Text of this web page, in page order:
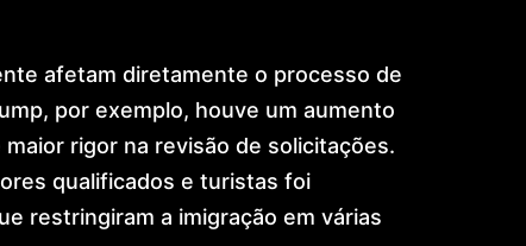
afetam diretamente o processo de
por exemplo, houve um aumento
rigor na revisão de solicitações.
qualificados e turistas foi
restringiram a imigração em várias